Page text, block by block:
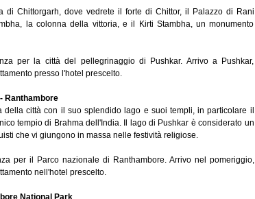
di Chittorgarh, dove vedrete il forte di Chittor, il Palazzo di Rani
la colonna della vittoria, e il Kirti Stambha, un monumento
per la città del pellegrinaggio di Pushkar. Arrivo a Pushkar,
presso l'hotel prescelto.
Ranthambore
della città con il suo splendido lago e suoi templi, in particolare il
tempio di Brahma dell'India. Il lago di Pushkar è considerato un
che vi giungono in massa nelle festività religiose.
per il Parco nazionale di Ranthambore. Arrivo nel pomeriggio,
nell'hotel prescelto.
National Park